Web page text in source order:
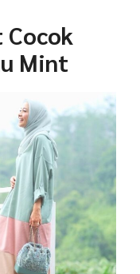
Cocok
Mint